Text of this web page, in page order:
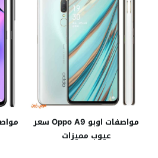
مواصفات اوبو Oppo A9 سعر
عيوب مميزات